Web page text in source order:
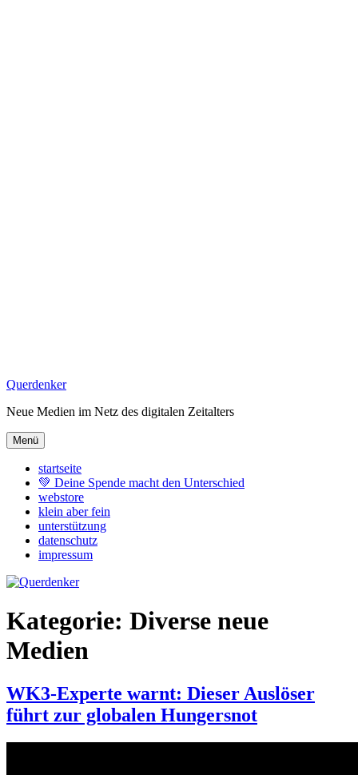
Zum
springen
Querdenker
Neue Medien im Netz des digitalen Zeitalters
Menü
startseite
💚 Deine Spende macht den Unterschied
webstore
klein aber fein
unterstützung
datenschutz
impressum
Kategorie: Diverse neue
Medien
WK3-Experte warnt: Dieser Auslöser
führt zur globalen Hungersnot